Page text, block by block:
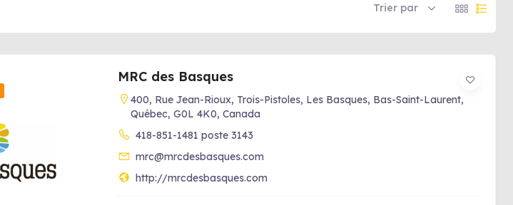
Trier par
MRC des Basques
400, Rue Jean-Rioux, Trois-Pistoles, Les Basques, Bas-Saint-Laurent,
Québec, G0L 4K0, Canada
418-851-1481 poste 3143
mrc@mrcdesbasques.com
http://mrcdesbasques.com